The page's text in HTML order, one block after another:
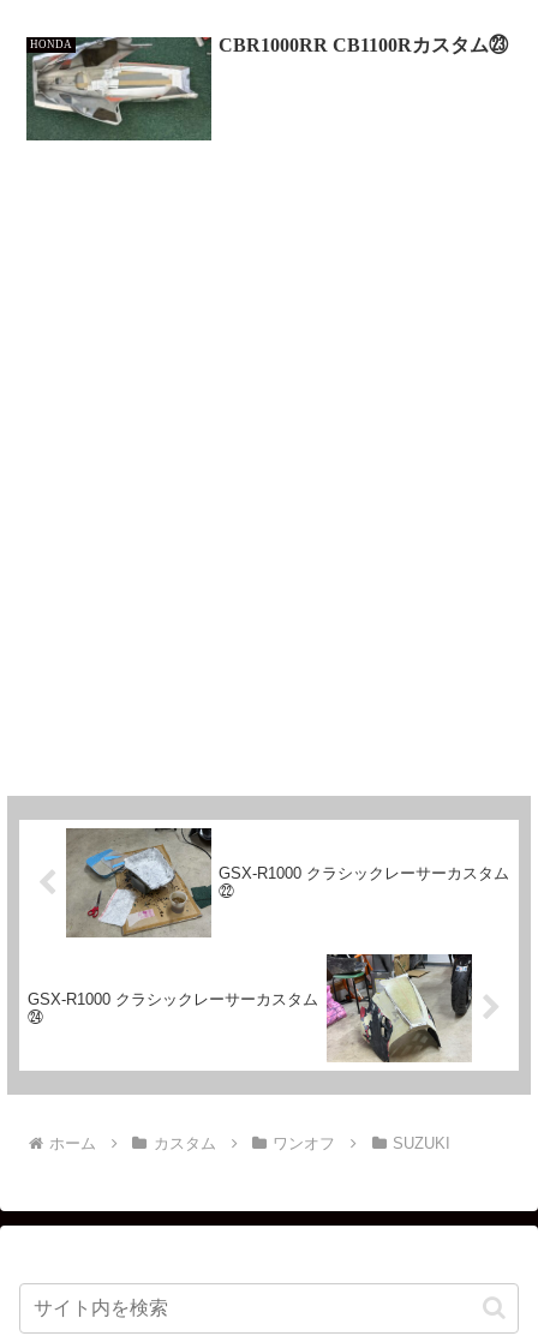
HONDA CBR1000RR CB1100Rカスタム㉓
GSX-R1000 クラシックレーサーカスタム
㉒
GSX-R1000 クラシックレーサーカスタム
㉔
ホーム カスタム ワンオフ SUZUKI